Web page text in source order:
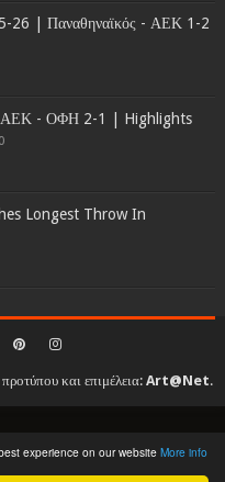
experience on our website More info
26 | Παναθηναϊκός - ΑΕΚ 1-2
| ΑΕΚ - ΟΦΗ 2-1 | Highlights
0
Longest Throw In
και επιμέλεια:Art@Net.